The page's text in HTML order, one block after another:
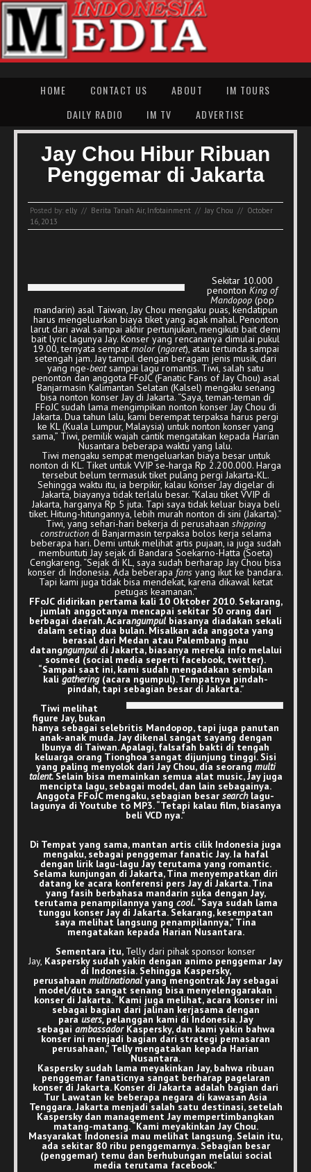
HOME CONTACT US ABOUT
IM TOURS
DAILY RADIO
IM TV ADVERTISE
Jay Chou Hibur Ribuan
Penggemar di Jakarta
Posted by: elly // Berita Tanah Air, Infotainment // Jay Chou // October
16, 2013
Sekitar 10.000
penonton King of
Mandopop (pop
mandarin) asal Taiwan, Jay Chou mengaku puas, kendatipun
harus mengeluarkan biaya tiket yang agak mahal. Penonton
larut dari awal sampai akhir pertunjukan, mengikuti bait demi
bait lyric lagunya Jay. Konser yang rencananya dimulai pukul
19.00, ternyata sempat molor(ngaret), atau tertunda sampai
setengah jam. Jay tampil dengan beragam jenis musik, dari
yang nge-beatsampai lagu romantis. Tiwi, salah satu
penonton dan anggota FFoJC (Fanatic Fans of Jay Chou) asal
Banjarmasin Kalimantan Selatan (Kalsel) mengaku senang
bisa nonton konser Jay di Jakarta. “Saya, teman-teman di
FFoJC sudah lama mengimpikan nonton konser Jay Chou di
Jakarta. Dua tahun lalu, kami berempat terpaksa harus pergi
ke KL (Kuala Lumpur, Malaysia) untuk nonton konser yang
sama,” Tiwi, pemilik wajah cantik mengatakan kepada Harian
Nusantara beberapa waktu yang lalu.
Tiwi mengaku sempat mengeluarkan biaya besar untuk
nonton di KL. Tiket untuk VVIP se-harga Rp 2.200.000. Harga
tersebut belum termasuk tiket pulang pergi Jakarta-KL.
Sehingga waktu itu, ia berpikir, kalau konser Jay digelar di
Jakarta, biayanya tidak terlalu besar. “Kalau tiket VVIP di
Jakarta, harganya Rp 5 juta. Tapi saya tidak keluar biaya beli
tiket. Hitung-hitungannya, lebih murah nonton di sini (Jakarta).”
Tiwi, yang sehari-hari bekerja di perusahaan shipping
construction di Banjarmasin terpaksa bolos kerja selama
beberapa hari. Demi untuk melihat artis pujaan, ia juga sudah
membuntuti Jay sejak di Bandara Soekarno-Hatta (Soeta)
Cengkareng. “Sejak di KL, saya sudah berharap Jay Chou bisa
konser di Indonesia. Ada beberapa fans yang ikut ke bandara.
Tapi kami juga tidak bisa mendekat, karena dikawal ketat
petugas keamanan.”
FFoJC didirikan pertama kali 10 Oktober 2010. Sekarang,
jumlah anggotanya mencapai sekitar 50 orang dari
berbagai daerah. Acarangumpul biasanya diadakan sekali
dalam setiap dua bulan. Misalkan ada anggota yang
berasal dari Medan atau Palembang mau
datangngumpul di Jakarta, biasanya mereka info melalui
sosmed (social media seperti facebook, twitter).
“Sampai saat ini, kami sudah mengadakan sembilan
kali gathering (acara ngumpul). Tempatnya pindah-
pindah, tapi sebagian besar di Jakarta.”
Tiwi melihat
figure Jay, bukan
hanya sebagai selebritis Mandopop, tapi juga panutan
anak-anak muda. Jay dikenal sangat sayang dengan
Ibunya di Taiwan. Apalagi, falsafah bakti di tengah
keluarga orang Tionghoa sangat dijunjung tinggi. Sisi
yang paling menyolok dari Jay Chou, dia seorang multi
talent.Selain bisa memainkan semua alat music, Jay juga
mencipta lagu, sebagai model, dan lain sebagainya.
Anggota FFoJC mengaku, sebagian besar search lagu-
lagunya di Youtube to MP3. “Tetapi kalau film, biasanya
beli VCD nya.”
Di Tempat yang sama, mantan artis cilik Indonesia juga
mengaku, sebagai penggemar fanatic Jay. Ia hafal
dengan lirik lagu-lagu Jay terutama yang romantic.
Selama kunjungan di Jakarta, Tina menyempatkan diri
datang ke acara konferensi pers Jay di Jakarta. Tina
yang fasih berbahasa mandarin suka dengan Jay,
terutama penampilannya yang cool. “Saya sudah lama
tunggu konser Jay di Jakarta. Sekarang, kesempatan
saya melihat langsung penampilannya,” Tina
mengatakan kepada Harian Nusantara.
Sementara itu, Telly dari pihak sponsor konser
Jay, Kasperskysudah yakin dengan animo penggemar Jay
di Indonesia. Sehingga Kaspersky,
perusahaan multinational yang mengontrak Jay sebagai
model/duta sangat senang bisa menyelenggarakan
konser di Jakarta. “Kami juga melihat, acara konser ini
sebagai bagian dari jalinan kerjasama dengan
para users,pelanggan kami di Indonesia. Jay
sebagai ambassador Kaspersky, dan kami yakin bahwa
konser ini menjadi bagian dari strategi pemasaran
perusahaan,” Telly mengatakan kepada Harian
Nusantara.
Kaspersky sudah lama meyakinkan Jay, bahwa ribuan
penggemar fanaticnya sangat berharap pagelaran
konser di Jakarta. Konser di Jakarta adalah bagian dari
Tur Lawatan ke beberapa negara di kawasan Asia
Tenggara. Jakarta menjadi salah satu destinasi, setelah
Kaspersky dan management Jay mempertimbangkan
matang-matang. “Kami meyakinkan Jay Chou.
Masyarakat Indonesia mau melihat langsung. Selain itu,
ada sekitar 80 ribu penggemarnya. Sebagian besar
(penggemar) temu dan berhubungan melalui social
media terutama facebook.”